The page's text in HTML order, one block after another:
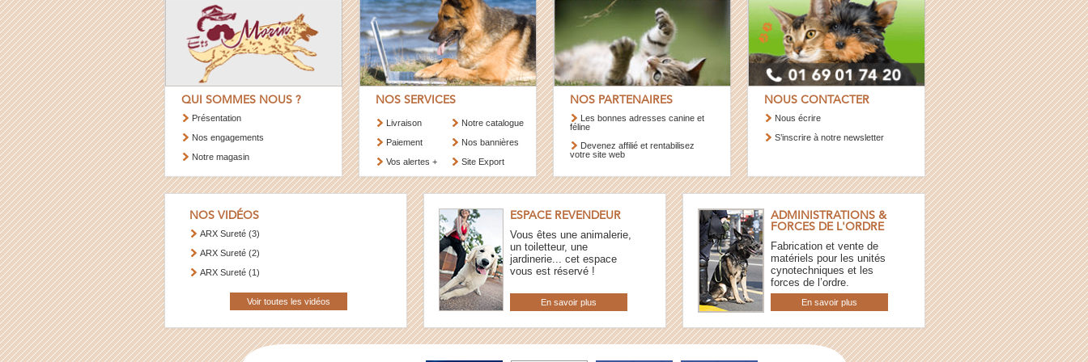
QUI SOMMES NOUS ?
Présentation
Nos engagements
Notre magasin
NOS SERVICES
Livraison
Paiement
Vos alertes +
Notre catalogue
Nos bannières
Site Export
NOS PARTENAIRES
Les bonnes adresses canine et
féline
Devenez affilié et rentabilisez
votre site web
NOUS CONTACTER
Nous écrire
S’inscrire à notre newsletter
NOS VIDÉOS
ARX Sureté (3)
ARX Sureté (2)
ARX Sureté (1)
Voir toutes les vidéos
ESPACE REVENDEUR
Vous êtes une animalerie,
un toiletteur, une
jardinerie... cet espace
vous est réservé !
En savoir plus
ADMINISTRATIONS &
FORCES DE L'ORDRE
Fabrication et vente de
matériels pour les unités
cynotechniques et les
forces de l’ordre.
En savoir plus